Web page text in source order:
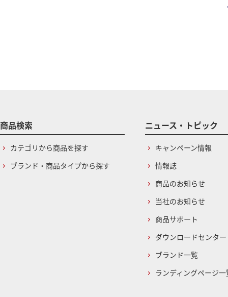
商品検索
カテゴリから商品を探す
ブランド・商品タイプから探す
ニュース・トピック
キャンペーン情報
情報誌
商品のお知らせ
当社のお知らせ
商品サポート
ダウンロードセンター
ブランド一覧
ランディングページ一